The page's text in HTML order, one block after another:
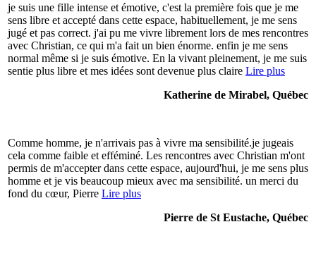
je suis une fille intense et émotive, c'est la première fois que je me
sens libre et accepté dans cette espace, habituellement, je me sens
jugé et pas correct. j'ai pu me vivre librement lors de mes rencontres
avec Christian, ce qui m'a fait un bien énorme. enfin je me sens
normal même si je suis émotive. En la vivant pleinement, je me suis
sentie plus libre et mes idées sont devenue plus claire Lire plus
Katherine de Mirabel, Québec
Comme homme, je n'arrivais pas à vivre ma sensibilité.je jugeais
cela comme faible et efféminé. Les rencontres avec Christian m'ont
permis de m'accepter dans cette espace, aujourd'hui, je me sens plus
homme et je vis beaucoup mieux avec ma sensibilité. un merci du
fond du cœur, Pierre Lire plus
Pierre de St Eustache, Québec